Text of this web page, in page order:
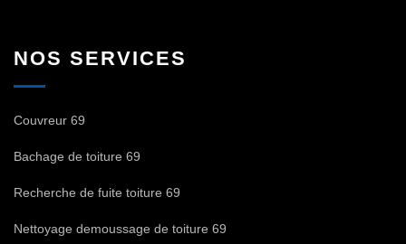
NOS SERVICES
Couvreur 69
Bachage de toiture 69
Recherche de fuite toiture 69
Nettoyage demoussage de toiture 69